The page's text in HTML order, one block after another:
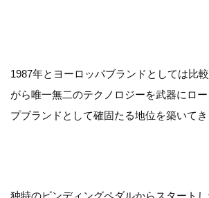
1987年とヨーロッパブランドとしては比
がら唯一無二のテクノロジーを武器にロ
プブランドとして確固たる地位を築いてき